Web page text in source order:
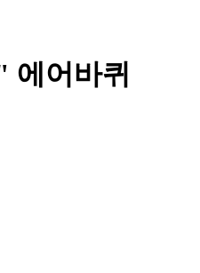
에어바퀴